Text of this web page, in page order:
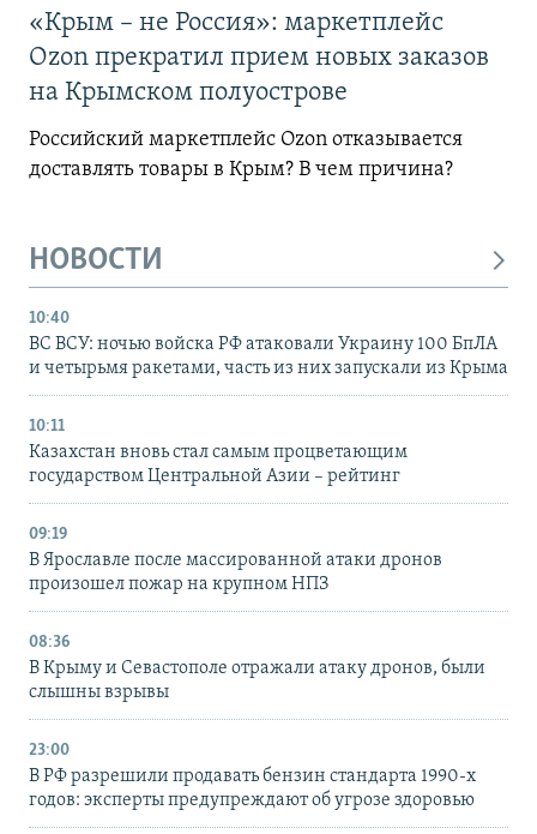
«Крым – не Россия»: маркетплейс
Ozon прекратил прием новых заказов
на Крымском полуострове
Российский маркетплейс Ozon отказывается
доставлять товары в Крым? В чем причина?
НОВОСТИ
10:40
ВС ВСУ: ночью войска РФ атаковали Украину 100 БпЛА
и четырьмя ракетами, часть из них запускали из Крыма
10:11
Казахстан вновь стал самым процветающим
государством Центральной Азии – рейтинг
09:19
В Ярославле после массированной атаки дронов
произошел пожар на крупном НПЗ
08:36
В Крыму и Севастополе отражали атаку дронов, были
слышны взрывы
23:00
В РФ разрешили продавать бензин стандарта 1990-х
годов: эксперты предупреждают об угрозе здоровью